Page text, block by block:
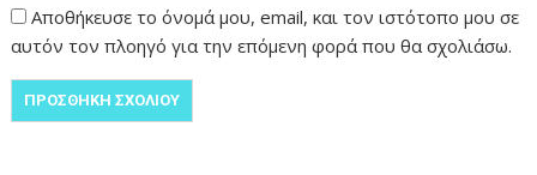
Αποθήκευσε το όνομά μου, email, και τον ιστότοπο μου σε
αυτόν τον πλοηγό για την επόμενη φορά που θα σχολιάσω.